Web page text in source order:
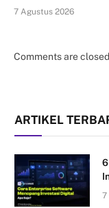
7 Agustus 2026
Comments are
ARTIKEL
7